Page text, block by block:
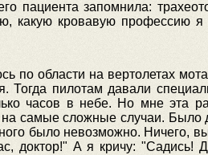
пациента запомнила:
какую кровавую профессию я
по области на вертолетах
Тогда пилотам давали
часов в небе. Но мне эта
самые сложные случаи. Было
было невозможно. Ничего,
доктор!" А я кричу: "Садись!